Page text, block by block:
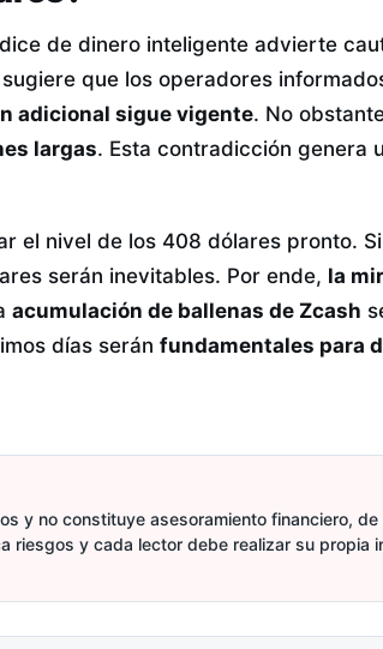
de dinero inteligente advierte
que los operadores
adicional sigue vigente. No
largas. Esta contradicción genera
el nivel de los 408 dólares pronto.
serán inevitables. Por ende, la
acumulación de ballenas de Zcash
días serán fundamentales para
y no constituye asesoramiento financiero, de
riesgos y cada lector debe realizar su propia